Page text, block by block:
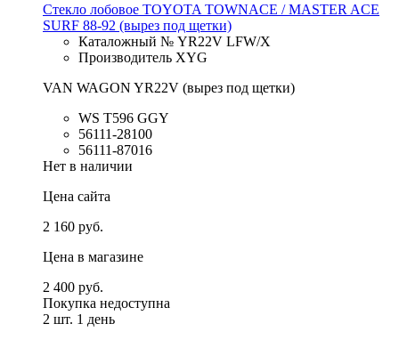
Стекло лобовое TOYOTA TOWNACE / MASTER ACE
SURF 88-92 (вырез под щетки)
Каталожный № YR22V LFW/X
Производитель XYG
VAN WAGON YR22V (вырез под щетки)
WS T596 GGY
56111-28100
56111-87016
Нет в наличии
Цена сайта
2 160 руб.
Цена в магазине
2 400 руб.
Покупка недоступна
2 шт. 1 день